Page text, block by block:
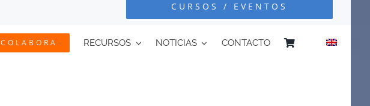
CURSOS / EVENTOS
COLABORA RECURSOS NOTICIAS CONTACTO